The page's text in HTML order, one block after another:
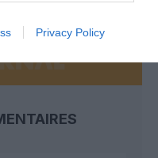
Privacy Policy